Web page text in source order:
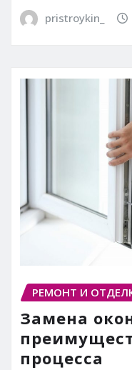
pristroykin_
РЕМОНТ И
Замена
процесса